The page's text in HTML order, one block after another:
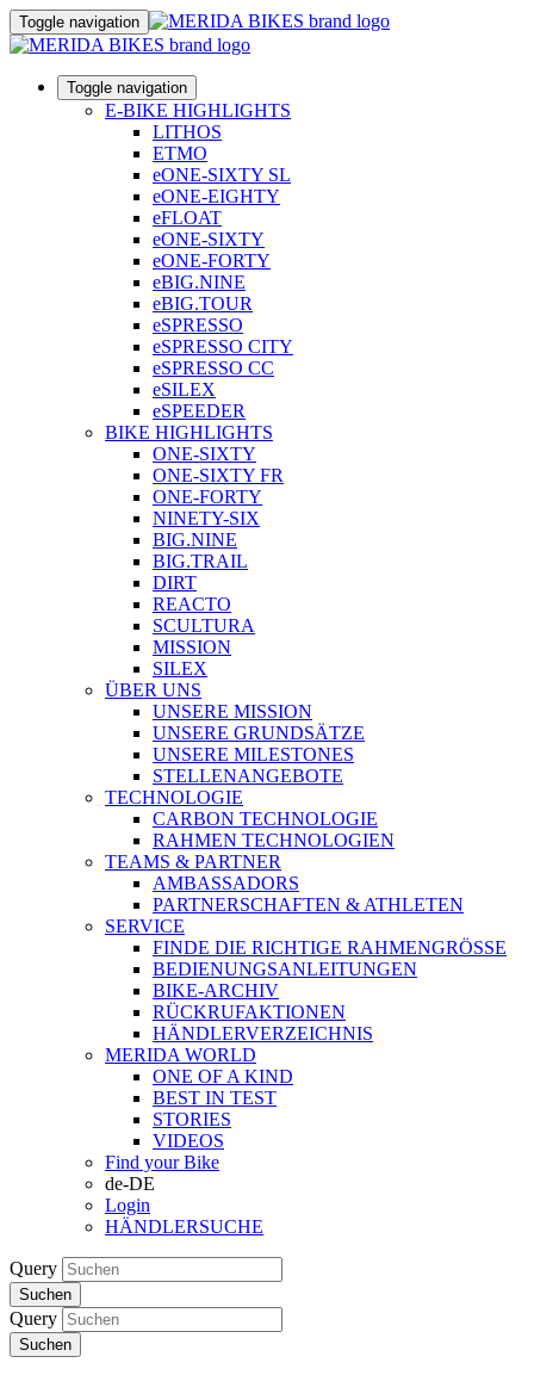
Toggle navigation
Toggle navigation
E-BIKE HIGHLIGHTS
LITHOS
ETMO
eONE-SIXTY SL
eONE-EIGHTY
eFLOAT
eONE-SIXTY
eONE-FORTY
eBIG.NINE
eBIG.TOUR
eSPRESSO
eSPRESSO CITY
eSPRESSO CC
eSILEX
eSPEEDER
BIKE HIGHLIGHTS
ONE-SIXTY
ONE-SIXTY FR
ONE-FORTY
NINETY-SIX
BIG.NINE
BIG.TRAIL
DIRT
REACTO
SCULTURA
MISSION
SILEX
ÜBER UNS
UNSERE MISSION
UNSERE GRUNDSÄTZE
UNSERE MILESTONES
STELLENANGEBOTE
TECHNOLOGIE
CARBON TECHNOLOGIE
RAHMEN TECHNOLOGIEN
TEAMS & PARTNER
AMBASSADORS
PARTNERSCHAFTEN & ATHLETEN
SERVICE
FINDE DIE RICHTIGE RAHMENGRÖSSE
BEDIENUNGSANLEITUNGEN
BIKE-ARCHIV
RÜCKRUFAKTIONEN
HÄNDLERVERZEICHNIS
MERIDA WORLD
ONE OF A KIND
BEST IN TEST
STORIES
VIDEOS
Find your Bike
de-DE
Login
HÄNDLERSUCHE
Query
Suchen
Query
Suchen